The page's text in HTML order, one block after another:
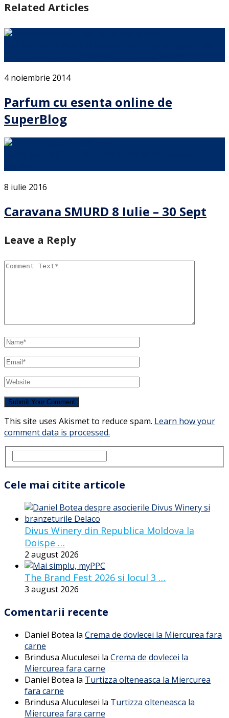
Related Articles
4 noiembrie 2014
Parfum cu esenta online de
SuperBlog
8 iulie 2016
Caravana SMURD 8 Iulie – 30 Sept
Leave a Reply
This site uses Akismet to reduce spam. Learn how your
comment data is processed.
Cele mai citite articole
Divus Winery din Republica Moldova la
Doispe …
2 august 2026
The Brand Fest 2026 si locul 3 …
3 august 2026
Comentarii recente
Daniel Botea la Crema de dovlecei la Miercurea fara
carne
Brindusa Aluculesei la Crema de dovlecei la
Miercurea fara carne
Daniel Botea la Turtizza olteneasca la Miercurea
fara carne
Brindusa Aluculesei la Turtizza olteneasca la
Miercurea fara carne